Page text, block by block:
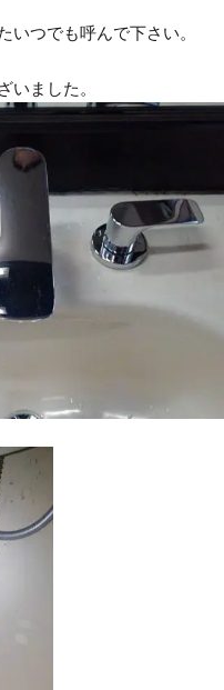
いつでも呼んで下さい。
いました。